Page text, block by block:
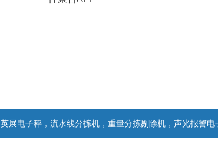
英展电子秤，流水线分拣机，重量分拣剔除机，声光报警电子秤，